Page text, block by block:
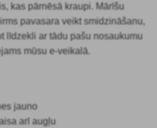
kas pārnēsā kraupi. Mārīšu
pavasara veikt smidzināšanu,
līdzekli ar tādu pašu nosaukumu
mūsu e-veikalā.
jauno
arī augļu